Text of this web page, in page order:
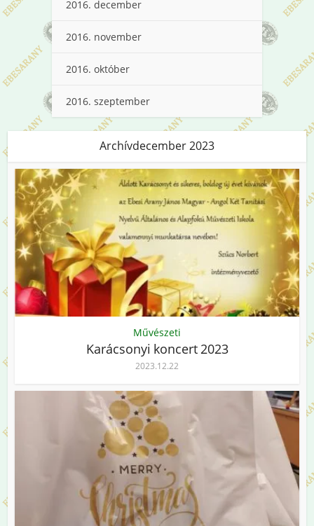
2016. december
2016. november
2016. október
2016. szeptember
Archívdecember 2023
Művészeti
Karácsonyi koncert 2023
2023.12.22